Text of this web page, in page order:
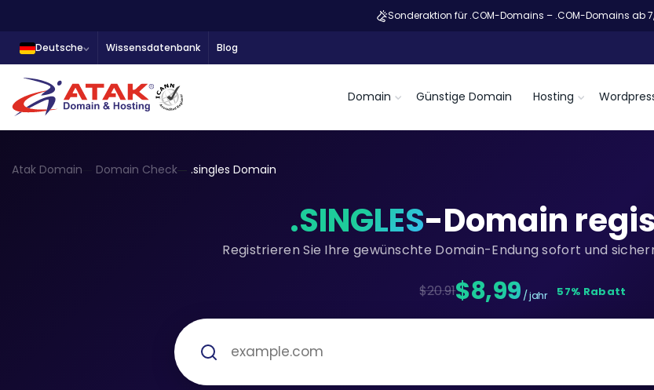
Sonderaktion für .COM-Domains – .COM-Domains ab
Deutsche Wissensdatenbank Blog
Domain Günstige Domain Hosting
Atak Domain Domain Check .singles Domain
.SINGLES-Domain
Registrieren Sie Ihre gewünschte Domain-Endung sofort und
$20.91$8,99 / jahr 57% Rabatt